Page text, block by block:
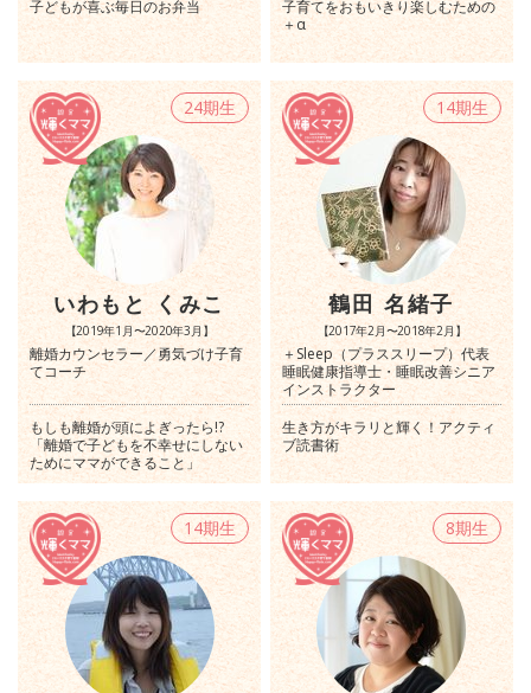
子どもが喜ぶ毎日のお弁当
子育てをおもいきり楽しむための
＋α
24期生
いわもと くみこ
【2019年1月〜2020年3月】
離婚カウンセラー／勇気づけ子育
てコーチ
もしも離婚が頭によぎったら!?
「離婚で子どもを不幸せにしない
ためにママができること」
14期生
鶴田 名緒子
【2017年2月〜2018年2月】
＋Sleep（プラススリープ）代表
睡眠健康指導士・睡眠改善シニア
インストラクター
生き方がキラリと輝く！アクティ
ブ読書術
14期生 8期生